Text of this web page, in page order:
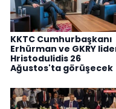
KKTC Cumhurbaşkanı
Erhürman ve GKRY
Hristodulidis 26
Ağustos'ta görüşecek